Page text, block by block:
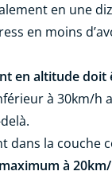
en une
en moins
en altitude doit
à 30km/h
dans la couche
à